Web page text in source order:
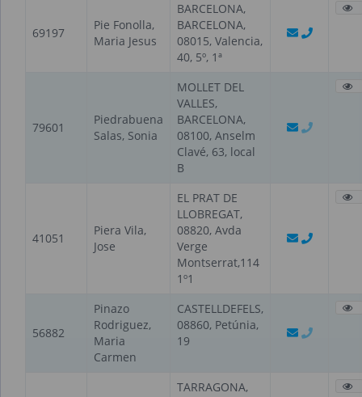
69197
Pie Fonolla,
Maria Jesus
BARCELONA,
BARCELONA,
08015, Valencia,
40, 5º, 1ª
79601
Piedrabuena
Salas, Sonia
MOLLET DEL
VALLES,
BARCELONA,
08100, Anselm
Clavé, 63, local
B
41051
Piera Vila,
Jose
EL PRAT DE
LLOBREGAT,
08820, Avda
Verge
Montserrat,114
1º1
56882
Pinazo
Rodriguez,
Maria
Carmen
CASTELLDEFELS,
08860, Petúnia,
19
TARRAGONA,